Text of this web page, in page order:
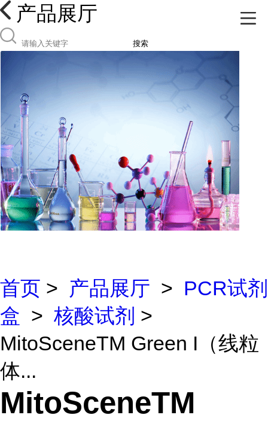
产品展厅
搜索
首页 > 产品展厅 > PCR试剂
盒 > 核酸试剂 >
MitoSceneTM Green I（线粒
体...
MitoSceneTM